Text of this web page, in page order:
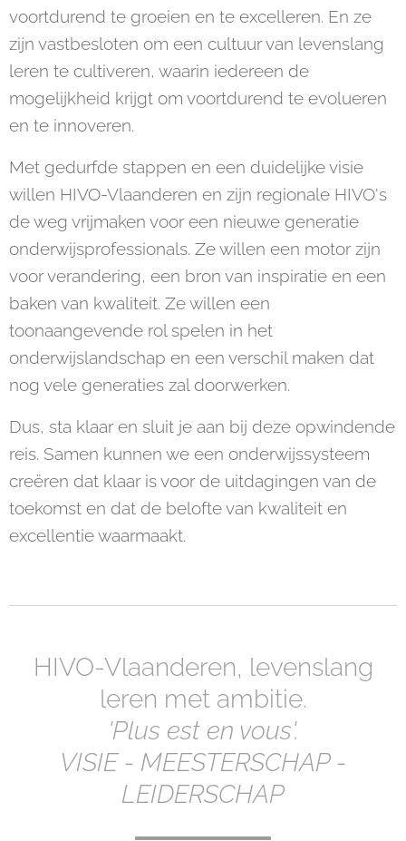
voortdurend te groeien en te excelleren. En ze
zijn vastbesloten om een cultuur van levenslang
leren te cultiveren, waarin iedereen de
mogelijkheid krijgt om voortdurend te evolueren
en te innoveren.
Met gedurfde stappen en een duidelijke visie
willen HIVO-Vlaanderen en zijn regionale HIVO's
de weg vrijmaken voor een nieuwe generatie
onderwijsprofessionals. Ze willen een motor zijn
voor verandering, een bron van inspiratie en een
baken van kwaliteit. Ze willen een
toonaangevende rol spelen in het
onderwijslandschap en een verschil maken dat
nog vele generaties zal doorwerken.
Dus, sta klaar en sluit je aan bij deze opwindende
reis. Samen kunnen we een onderwijssysteem
creëren dat klaar is voor de uitdagingen van de
toekomst en dat de belofte van kwaliteit en
excellentie waarmaakt.
HIVO-Vlaanderen, levenslang
leren met ambitie.
'Plus est en vous'.
VISIE - MEESTERSCHAP -
LEIDERSCHAP